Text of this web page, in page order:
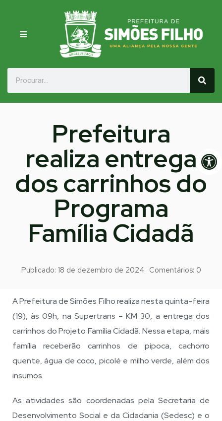
Prefeitura
realiza entrega
dos carrinhos do
Programa
Família Cidadã
Publicado: 18 de dezembro de 2024 Comentários: 0
A Prefeitura de Simões Filho realiza nesta quinta-feira
(19), às 09h, na Supertrans – KM 30, a entrega dos
carrinhos do Projeto Família Cidadã. Nessa etapa, mais
família receberão carrinhos de pipoca, cachorro
quente, água de coco, picolé e milho verde, além dos
insumos.
As atividades são coordenadas pela Secretaria de
Desenvolvimento Social e da Cidadania (Sedesc) e o